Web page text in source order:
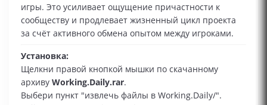
игры. Это усиливает ощущение причастности к
сообществу и продлевает жизненный цикл проекта
за счёт активного обмена опытом между игроками.
Установка:
Щелкни правой кнопкой мышки по скачанному
архиву Working.Daily.rar.
Выбери пункт "извлечь файлы в Working.Daily/".